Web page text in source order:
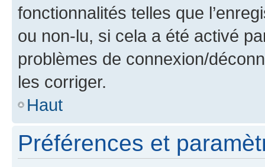
fonctionnalités telles que
ou non-lu, si cela a été activé
problèmes de connexion/
les corriger.
Haut
Préférences et